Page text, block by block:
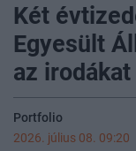
Két
Egyesült
az
Portfolio
2026. július 08. 09:20